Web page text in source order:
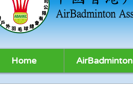
Home AirBadminton